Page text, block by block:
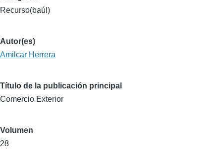
Recurso(baúl)
Autor(es)
Amilcar Herrera
Título de la publicación principal
Comercio Exterior
Volumen
28